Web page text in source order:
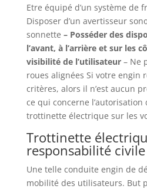
Etre équipé d’un système de
Disposer d’un avertisseur
sonnette – Posséder des
l’avant, à l’arrière et sur les
visibilité de l’utilisateur– Ne
roues alignées Si votre engin
critères, alors il n’est aucun
ce qui concerne l’autorisation
trottinette électrique sur les
Trottinette
responsabilité civile
Une telle conduite engin de
mobilité des utilisateurs. But